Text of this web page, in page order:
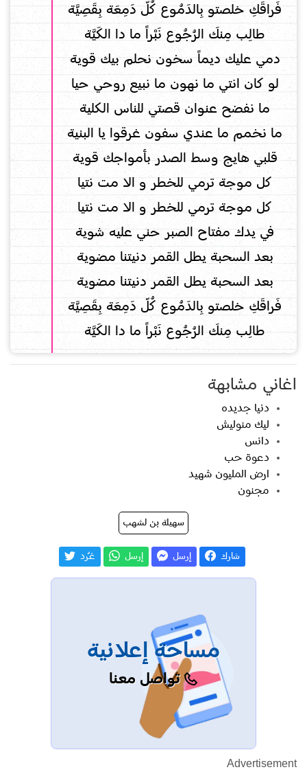
فَراقَكِ خلصتو بِالدَمُوع كُلّ دَمِعَة بِقَصِيَّة
طالِب مِنكَ الرُجُوع نَبْراً ما دا الكَيَّة
دمي عليك ديماً سخون نحلم بيك قوية
لو كان انتي ما نهون ما نبيع روحي حيا
ما نفضح عنوان قصتي للناس الكلية
ما نخمم ما عندي سفون غرقوا يا البنية
قلبي هايج وسط الصدر بأمواجك قوية
كل موجة ترمي للخطر و الا مت نتيا
كل موجة ترمي للخطر و الا مت نتيا
في يدك مفتاح الصبر حني عليه شوية
بعد السحبة يطل القمر دنيتنا مضوية
بعد السحبة يطل القمر دنيتنا مضوية
فَراقَكِ خلصتو بِالدَمُوع كُلّ دَمِعَة بِقَصِيَّة
طالِب مِنكَ الرُجُوع نَبْراً ما دا الكَيَّة
اغاني مشابهة
دنيا جديده
ليك منوليش
دانس
دعوة حب
ارض المليون شهيد
مجنون
سهيلة بن لشهب
شارك إرسل إرسل غـّرد
مساحة إعلانية
تواصل معنا
Advertisement